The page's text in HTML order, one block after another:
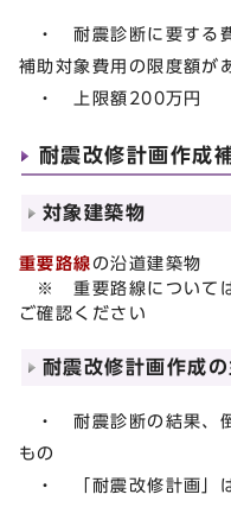
・ 耐震診断に要する
補助対象費用の限度額が
・ 上限額200万円
耐震改修計画作成
対象建築物
重要路線 の沿道建築物
※ 重要路線については
ご確認ください
耐震改修計画作成
・ 耐震診断の結果、
もの
・ 「耐震改修計画」